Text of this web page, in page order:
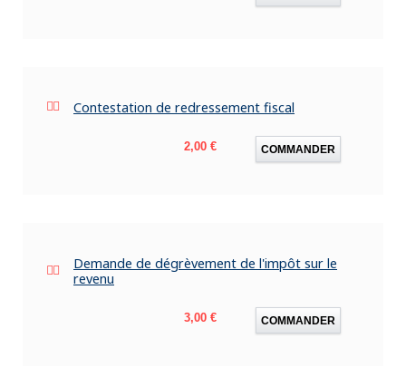
Contestation de redressement fiscal
Prix
2,00 € COMMANDER
Demande de dégrèvement de l'impôt sur le
revenu
Prix
3,00 € COMMANDER